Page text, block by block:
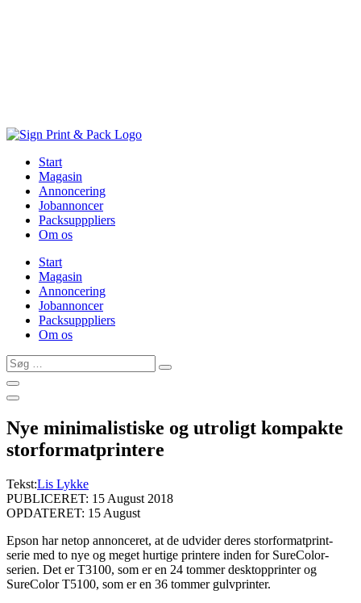
Start
Magasin
Annoncering
Jobannoncer
Packsupppliers
Om os
Start
Magasin
Annoncering
Jobannoncer
Packsupppliers
Om os
Søg
…
Nye minimalistiske og utroligt kompakte
storformatprintere
Tekst:Lis Lykke
PUBLICERET: 15 August 2018
OPDATERET: 15 August
Epson har netop annonceret, at de udvider deres storformatprint-
serie med to nye og meget hurtige printere inden for SureColor-
serien. Det er T3100, som er en 24 tommer desktopprinter og
SureColor T5100, som er en 36 tommer gulvprinter.